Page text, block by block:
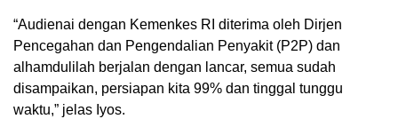
“Audienai dengan Kemenkes RI diterima oleh Dirjen
Pencegahan dan Pengendalian Penyakit (P2P) dan
alhamdulilah berjalan dengan lancar, semua sudah
disampaikan, persiapan kita 99% dan tinggal tunggu
waktu,” jelas Iyos.